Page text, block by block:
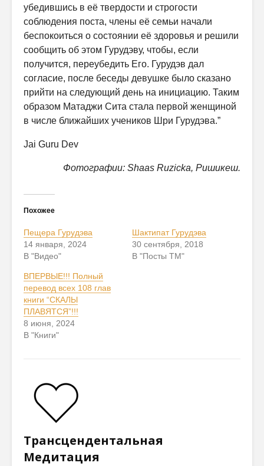
убедившись в её твердости и строгости
соблюдения поста, члены её семьи начали
беспокоиться о состоянии её здоровья и решили
сообщить об этом Гурудэву, чтобы, если
получится, переубедить Его. Гурудэв дал
согласие, после беседы девушке было сказано
прийти на следующий день на инициацию. Таким
образом Матаджи Сита стала первой женщиной
в числе ближайших учеников Шри Гурудэва.”
Jai Guru Dev
Фотографии: Shaas Ruzicka, Ришикеш.
Похожее
Пещера Гурудэва
14 января, 2024
В "Видео"
Шактипат Гурудэва
30 сентября, 2018
В "Посты ТМ"
ВПЕРВЫЕ!!! Полный
перевод всех 108 глав
книги “СКАЛЫ
ПЛАВЯТСЯ”!!!
8 июня, 2024
В "Книги"
Трансцендентальная
Медитация